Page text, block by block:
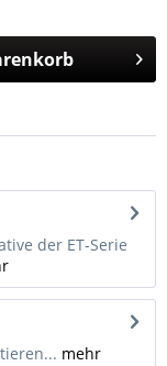
der ET-Serie
mehr